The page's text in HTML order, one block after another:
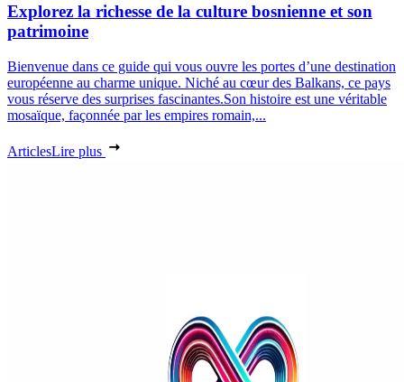
Explorez la richesse de la culture bosnienne et son
patrimoine
Bienvenue dans ce guide qui vous ouvre les portes d’une destination
européenne au charme unique. Niché au cœur des Balkans, ce pays
vous réserve des surprises fascinantes.Son histoire est une véritable
mosaïque, façonnée par les empires romain,...
ArticlesLire plus